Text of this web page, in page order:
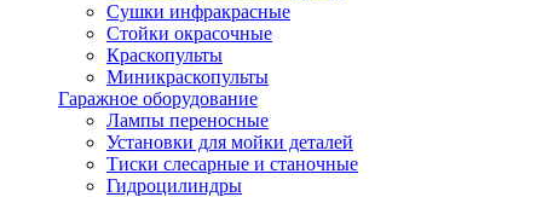
Сушки инфракрасные
Стойки окрасочные
Краскопульты
Миникраскопульты
Гаражное оборудование
Лампы переносные
Установки для мойки деталей
Тиски слесарные и станочные
Гидроцилиндры